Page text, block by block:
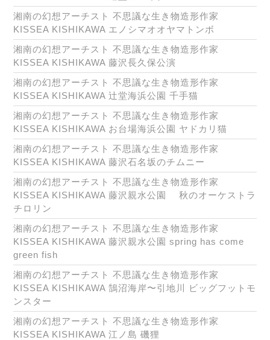
湘南の幻想アーチスト 不思議な生き物造形作家
KISSEA KISHIKAWA エノシマオオヤマトンボ
湘南の幻想アーチスト 不思議な生き物造形作家
KISSEA KISHIKAWA 藤沢長久保公演
湘南の幻想アーチスト 不思議な生き物造形作家
KISSEA KISHIKAWA 辻堂海浜公園 千手猫
湘南の幻想アーチスト 不思議な生き物造形作家
KISSEA KISHIKAWA お台場海浜公園 ヤドカリ猫
湘南の幻想アーチスト 不思議な生き物造形作家
KISSEA KISHIKAWA 藤沢石名坂のチムニー
湘南の幻想アーチスト 不思議な生き物造形作家
KISSEA KISHIKAWA 藤沢親水公園 秋のオーケストラ
チロリン
湘南の幻想アーチスト 不思議な生き物造形作家
KISSEA KISHIKAWA 藤沢親水公園 spring has come
green fish
湘南の幻想アーチスト 不思議な生き物造形作家
KISSEA KISHIKAWA 鵠沼海岸〜引地川 ビッグフットモ
ンスター
湘南の幻想アーチスト 不思議な生き物造形作家
KISSEA KISHIKAWA 江ノ島 磯狸